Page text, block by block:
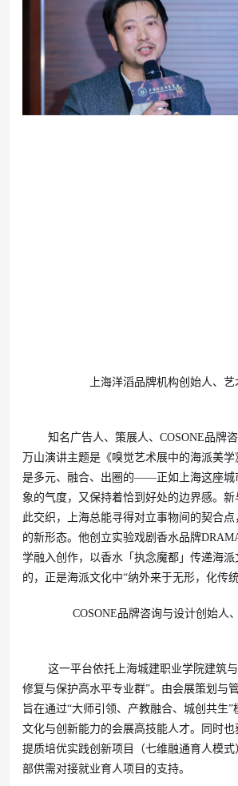
上海洋滔品牌机构创始人、
知名广告人、策展人、COSONE品牌
万山演讲主题是《嗅觉艺术展中的海派美
是多元、融合、出圈的——正如上海这座城
象的气度，又保持着恰到好处的边界感。
此交织，上海总能寻得对立事物间的契合
的新形态。他创立实验戏剧香水品牌
学融入创作，以香水「执念魔都」传递海
的，正是海派文化中“纳外来于无形，化传
COSONE品牌咨询与设计创始人
这一平台依托上海城建职业学院建筑
修复与保护高水平专业群”。由会展策划与
旨在通过“大师引领、产教融合、城创共生
文化与创新能力的会展高技能人才。同时也
提质培优实践创新项目（七维融通育人模式
部供需对接就业育人项目的支持。